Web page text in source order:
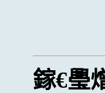
鎵€璺